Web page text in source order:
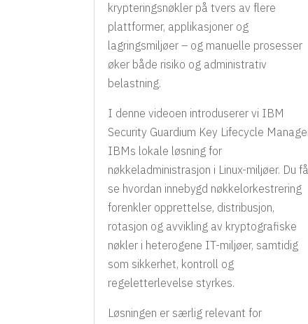
krypteringsnøkler på tvers av flere
plattformer, applikasjoner og
lagringsmiljøer – og manuelle prosesser
øker både risiko og administrativ
belastning.
I denne videoen introduserer vi IBM
Security Guardium Key Lifecycle
IBMs lokale løsning for
nøkkeladministrasjon i Linux-miljøer. Du
se hvordan innebygd nøkkelorkestrering
forenkler opprettelse, distribusjon,
rotasjon og avvikling av kryptografiske
nøkler i heterogene IT-miljøer, samtidig
som sikkerhet, kontroll og
regeletterlevelse styrkes.
Løsningen er særlig relevant for